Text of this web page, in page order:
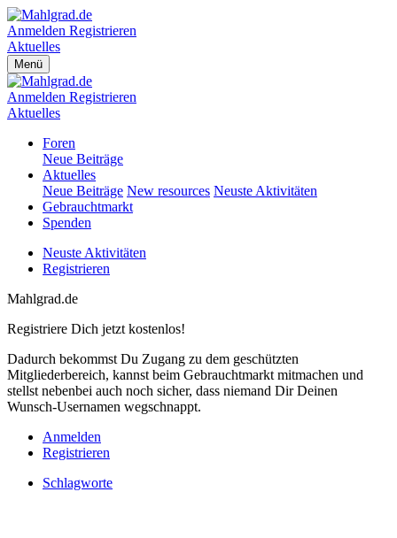
Anmelden Registrieren
Aktuelles
Menü
Anmelden Registrieren
Aktuelles
Foren
Neue Beiträge
Aktuelles
Neue Beiträge New resources Neuste Aktivitäten
Gebrauchtmarkt
Spenden
Neuste Aktivitäten
Registrieren
Mahlgrad.de
Registriere Dich jetzt kostenlos!
Dadurch bekommst Du Zugang zu dem geschützten
Mitgliederbereich, kannst beim Gebrauchtmarkt mitmachen und
stellst nebenbei auch noch sicher, dass niemand Dir Deinen
Wunsch-Usernamen wegschnappt.
Anmelden
Registrieren
Schlagworte